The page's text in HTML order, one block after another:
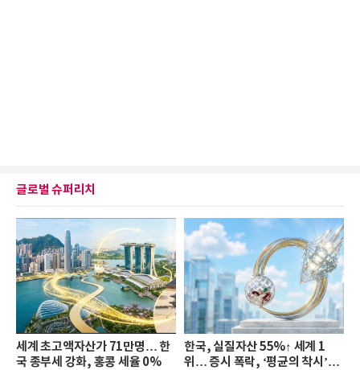
글로벌 슈퍼리치
세계 초고액자산가 71만명… 한
국 종부세 강화, 홍콩 세율 0%
한국, 실질자산 55%↑ 세계 1
위… 증시 폭락, ‘평균의 착시’와